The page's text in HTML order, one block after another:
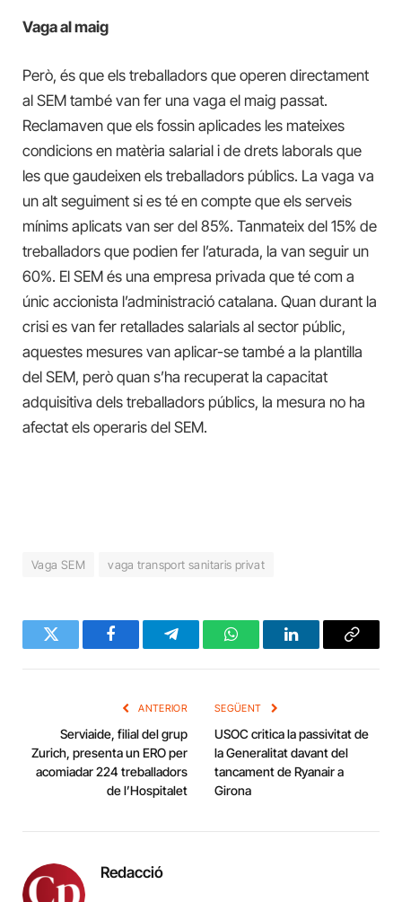
Vaga al maig
Però, és que els treballadors que operen directament
al SEM també van fer una vaga el maig passat.
Reclamaven que els fossin aplicades les mateixes
condicions en matèria salarial i de drets laborals que
les que gaudeixen els treballadors públics. La vaga va
un alt seguiment si es té en compte que els serveis
mínims aplicats van ser del 85%. Tanmateix del 15% de
treballadors que podien fer l’aturada, la van seguir un
60%. El SEM és una empresa privada que té com a
únic accionista l’administració catalana. Quan durant la
crisi es van fer retallades salarials al sector públic,
aquestes mesures van aplicar-se també a la plantilla
del SEM, però quan s’ha recuperat la capacitat
adquisitiva dels treballadors públics, la mesura no ha
afectat els operaris del SEM.
Vaga SEM vaga transport sanitaris privat
Twitter FacebookTelegramWhatsAppLinkedInCopy
ANTERIOR
Serviaide, filial del grup
Zurich, presenta un ERO per
acomiadar 224 treballadors
de l’Hospitalet
SEGÜENT
USOC critica la passivitat de
la Generalitat davant del
tancament de Ryanair a
Girona
Redacció